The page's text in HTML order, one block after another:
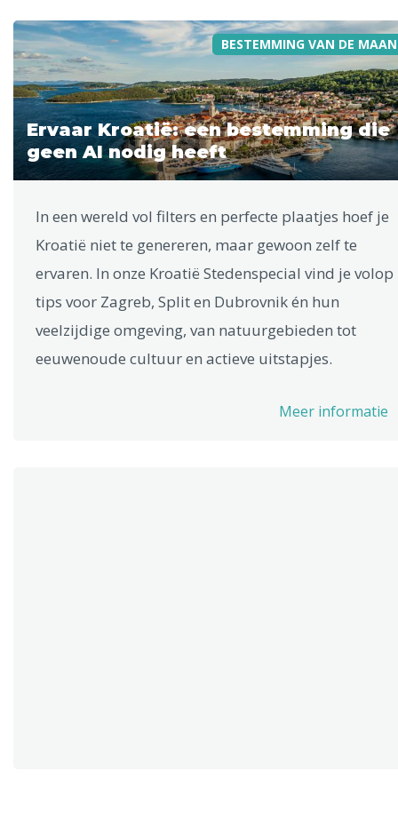
BESTEMMING VAN DE
Ervaar Kroatië: een bestemming die
geen AI nodig heeft
In een wereld vol filters en perfecte plaatjes hoef je
Kroatië niet te genereren, maar gewoon zelf te
ervaren. In onze Kroatië Stedenspecial vind je volop
tips voor Zagreb, Split en Dubrovnik én hun
veelzijdige omgeving, van natuurgebieden tot
eeuwenoude cultuur en actieve uitstapjes.
Meer informatie